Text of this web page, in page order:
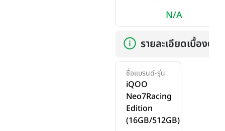
N/A
รายละเอียดเบื้องต้น
ชื่อแบรนด์-รุ่น
iQOO
Neo7Racing
Edition
(16GB/512GB)